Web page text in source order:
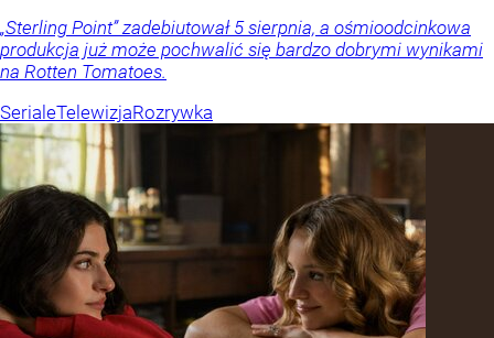
„Sterling Point” zadebiutował 5 sierpnia, a ośmioodcinkowa
produkcja już może pochwalić się bardzo dobrymi wynikami
na Rotten Tomatoes.
SerialeTelewizjaRozrywka